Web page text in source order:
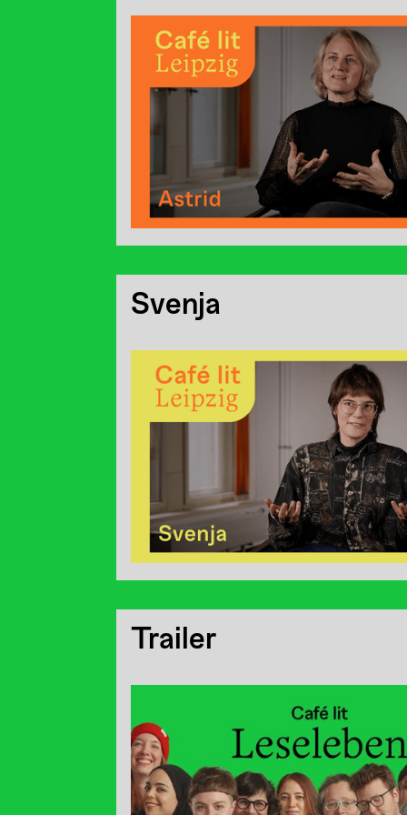
Svenja
Trailer